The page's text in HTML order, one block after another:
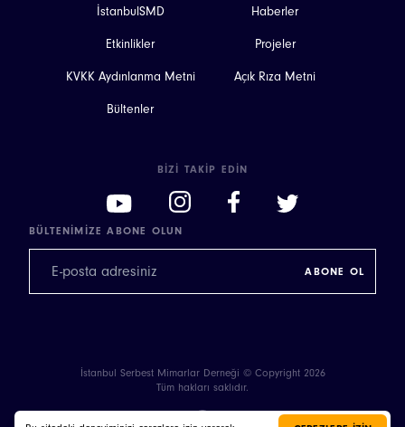
İstanbulSMD Haberler
Etkinlikler Projeler
KVKK Aydınlanma Metni Açık Rıza Metni
Bültenler
BIZI TAKIP EDIN
BÜLTENIMIZE ABONE OLUN
İstanbul Serbest Mimarlar Derneği © Copyright 2026
Tüm hakları saklıdır.